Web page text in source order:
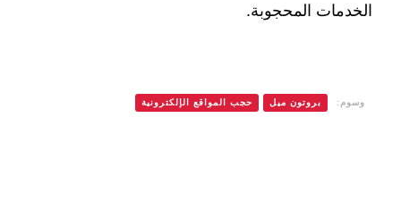
الخدمات المحجوبة.
وسوم: بروتون ميل حجب المواقع الإلكترونية